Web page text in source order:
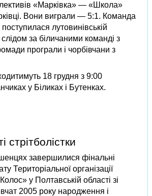
«Марківка» — «Школа»
Вони виграли — 5:1. Команда
лутовинівській
за біличаними команді з
програли і чорбівчани з
18 грудня з 9:00
у Біликах і Бутенках.
стрітболістки
завершилися фінальні
Територіальної організації
у Полтавській області зі
2005 року народження і